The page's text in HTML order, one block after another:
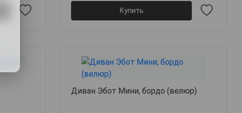
Купить
Диван Эбот Мини, бордо (велюр)